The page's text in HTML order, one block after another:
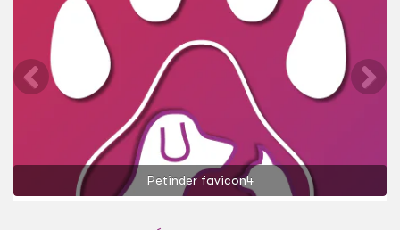
Petinder favicon4